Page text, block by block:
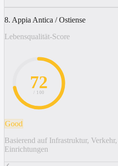
8. Appia Antica / Ostiense
Lebensqualität-Score
72
/ 100
Good
Basierend auf Infrastruktur,
Einrichtungen